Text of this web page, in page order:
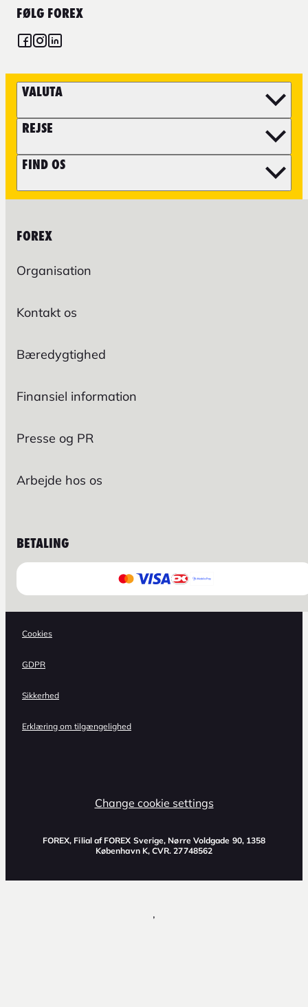
FØLG FOREX
VALUTA
REJSE
FIND OS
FOREX
Organisation
Kontakt os
Bæredygtighed
Finansiel information
Presse og PR
Arbejde hos os
BETALING
Cookies
GDPR
Sikkerhed
Erklæring om tilgængelighed
Change cookie settings
FOREX, Filial af FOREX Sverige, Nørre Voldgade 90, 1358
København K, CVR. 27748562
,